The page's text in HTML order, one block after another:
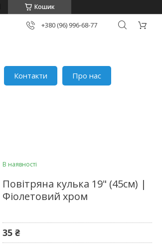
Кошик
+380 (96) 996-68-77
Контакти
Про нас
В наявності
Повітряна кулька 19" (45см) |
Фіолетовий хром
35 ₴